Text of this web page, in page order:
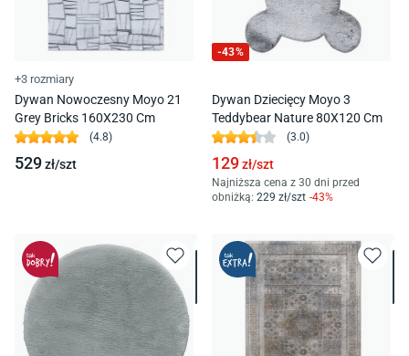
+3 rozmiary
Dywan Nowoczesny Moyo 21
Grey Bricks 160X230 Cm
(4.8)
529zł/szt
-43%
Dywan Dziecięcy Moyo 3
Teddybear Nature 80X120 Cm
(3.0)
129zł/szt
Najniższa cena z 30 dni przed
obniżką: 229 zł/szt -43%